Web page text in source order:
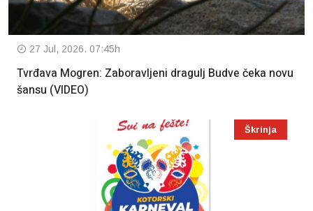
27 Jul, 2026. 07:45h
Tvrđava Mogren: Zaboravljeni dragulj Budve čeka novu
šansu (VIDEO)
Škrinja